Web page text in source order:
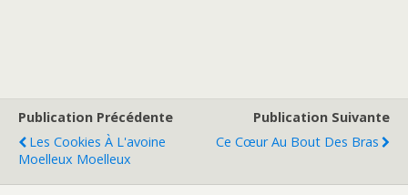
Publication Précédente
Les Cookies À L'avoine
Moelleux Moelleux
Publication Suivante
Ce Cœur Au Bout Des Bras